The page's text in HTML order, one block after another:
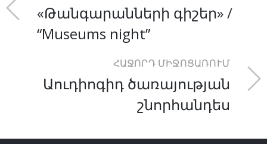
«Թանգարանների գիշեր» /
“Museums night”
ՀԱՋՈՐԴ ՄԻՋՈՑԱՌՈՒՄ
Աուդիոգիդ ծառայության
շնորհանդես